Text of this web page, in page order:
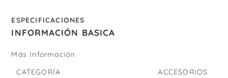
ESPECIFICACIONES
INFORMACIÓN BASICA
Más Información
CATEGORÍA
ACCESORIOS